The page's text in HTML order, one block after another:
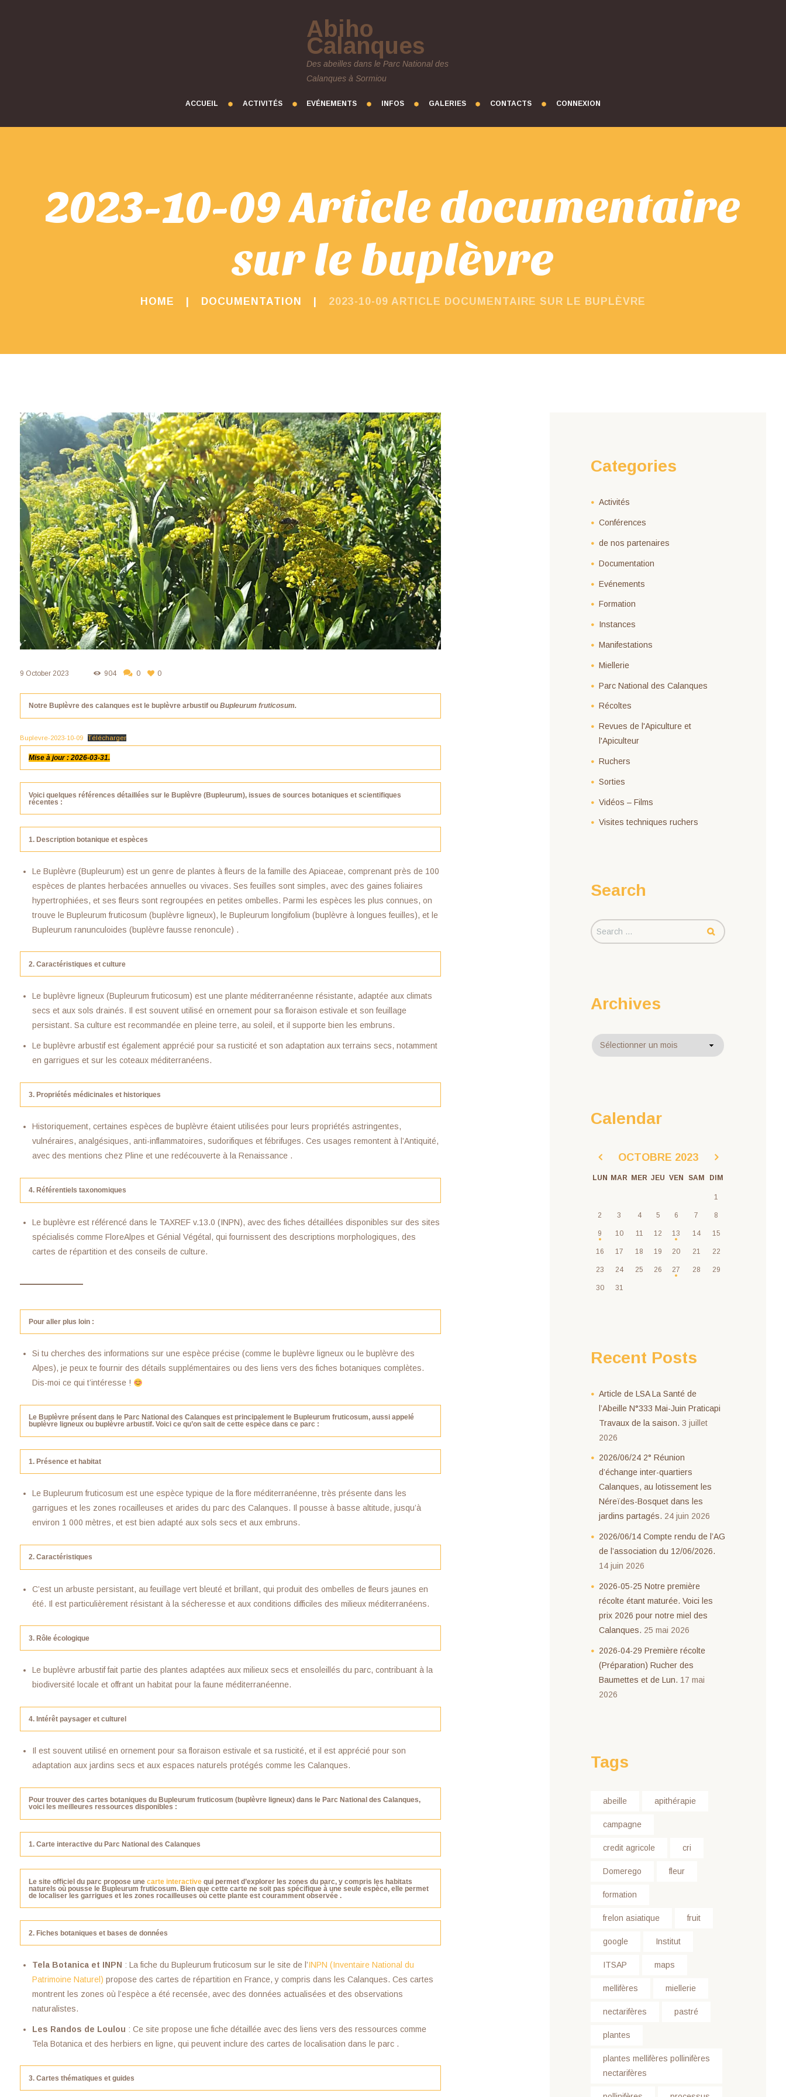
Abiho
Calanques
Des abeilles dans le Parc National des
Calanques à Sormiou
ACCUEIL ACTIVITÉS EVÉNEMENTS INFOS GALERIES CONTACTS CONNEXION
2023-10-09 Article documentaire
sur le buplèvre
HOME DOCUMENTATION 2023-10-09 ARTICLE DOCUMENTAIRE SUR LE BUPLÈVRE
9 October 2023 904 0 0
Notre Buplèvre des calanques est le buplèvre arbustif ou Bupleurum fruticosum.
Buplevre-2023-10-09 Télécharger
Mise à jour : 2026-03-31.
Voici quelques références détaillées sur le Buplèvre (Bupleurum), issues de sources botaniques et scientifiques
récentes :
1. Description botanique et espèces
Le Buplèvre (Bupleurum) est un genre de plantes à fleurs de la famille des Apiaceae, comprenant près de 100
espèces de plantes herbacées annuelles ou vivaces. Ses feuilles sont simples, avec des gaines foliaires
hypertrophiées, et ses fleurs sont regroupées en petites ombelles. Parmi les espèces les plus connues, on
trouve le Bupleurum fruticosum (buplèvre ligneux), le Bupleurum longifolium (buplèvre à longues feuilles), et le
Bupleurum ranunculoides (buplèvre fausse renoncule) .
2. Caractéristiques et culture
Le buplèvre ligneux (Bupleurum fruticosum) est une plante méditerranéenne résistante, adaptée aux climats
secs et aux sols drainés. Il est souvent utilisé en ornement pour sa floraison estivale et son feuillage
persistant. Sa culture est recommandée en pleine terre, au soleil, et il supporte bien les embruns.
Le buplèvre arbustif est également apprécié pour sa rusticité et son adaptation aux terrains secs, notamment
en garrigues et sur les coteaux méditerranéens.
3. Propriétés médicinales et historiques
Historiquement, certaines espèces de buplèvre étaient utilisées pour leurs propriétés astringentes,
vulnéraires, analgésiques, anti-inflammatoires, sudorifiques et fébrifuges. Ces usages remontent à l’Antiquité,
avec des mentions chez Pline et une redécouverte à la Renaissance .
4. Référentiels taxonomiques
Le buplèvre est référencé dans le TAXREF v.13.0 (INPN), avec des fiches détaillées disponibles sur des sites
spécialisés comme FloreAlpes et Génial Végétal, qui fournissent des descriptions morphologiques, des
cartes de répartition et des conseils de culture.
Pour aller plus loin:
Si tu cherches des informations sur une espèce précise (comme le buplèvre ligneux ou le buplèvre des
Alpes), je peux te fournir des détails supplémentaires ou des liens vers des fiches botaniques complètes.
Dis-moi ce qui t’intéresse !
Le Buplèvre présent dans le Parc National des Calanques est principalement le Bupleurum fruticosum, aussi appelé
buplèvre ligneuxou buplèvre arbustif. Voici ce qu’on sait de cette espèce dans ce parc :
1. Présence et habitat
Le Bupleurum fruticosum est une espèce typique de la flore méditerranéenne, très présente dans les
garrigues et les zones rocailleuses et arides du parc des Calanques. Il pousse à basse altitude, jusqu’à
environ 1 000 mètres, et est bien adapté aux sols secs et aux embruns.
2. Caractéristiques
C’est un arbuste persistant, au feuillage vert bleuté et brillant, qui produit des ombelles de fleurs jaunes en
été. Il est particulièrement résistant à la sécheresse et aux conditions difficiles des milieux méditerranéens.
3. Rôle écologique
Le buplèvre arbustif fait partie des plantes adaptées aux milieux secs et ensoleillés du parc, contribuant à la
biodiversité locale et offrant un habitat pour la faune méditerranéenne.
4. Intérêt paysager et culturel
Il est souvent utilisé en ornement pour sa floraison estivale et sa rusticité, et il est apprécié pour son
adaptation aux jardins secs et aux espaces naturels protégés comme les Calanques.
Pour trouver des cartes botaniques du Bupleurum fruticosum (buplèvre ligneux) dans le Parc National des Calanques,
voici les meilleures ressources disponibles :
1. Carte interactive du Parc National des Calanques
Le site officiel du parc propose une carte interactivequi permet d’explorer les zones du parc, y compris les habitats
naturels où pousse le Bupleurum fruticosum. Bien que cette carte ne soit pas spécifique à une seule espèce, elle permet
de localiser les garrigues et les zones rocailleuses où cette plante est couramment observée .
2. Fiches botaniques et bases de données
Tela Botanica et INPN : La fiche du Bupleurum fruticosum sur le site de l’INPN (Inventaire National du
Patrimoine Naturel) propose des cartes de répartition en France, y compris dans les Calanques. Ces cartes
montrent les zones où l’espèce a été recensée, avec des données actualisées et des observations
naturalistes.
Les Randos de Loulou : Ce site propose une fiche détaillée avec des liens vers des ressources comme
Tela Botanica et des herbiers en ligne, qui peuvent inclure des cartes de localisation dans le parc .
3. Cartes thématiques et guides
Categories
Activités
Conférences
de nos partenaires
Documentation
Evénements
Formation
Instances
Manifestations
Miellerie
Parc National des Calanques
Récoltes
Revues de l'Apiculture et
l'Apiculteur
Ruchers
Sorties
Vidéos – Films
Visites techniques ruchers
Search
Archives
Archives
Calendar
OCTOBRE 2023
LUN MAR MER JEU VEN SAM DIM
1
2 3 4 5 6 7 8
9 10 11 12 13 14 15
16 17 18 19 20 21 22
23 24 25 26 27 28 29
30 31
Recent Posts
Article de LSA La Santé de
l’Abeille N°333 Mai-Juin Praticapi
Travaux de la saison. 3 juillet
2026
2026/06/24 2° Réunion
d’échange inter-quartiers
Calanques, au lotissement les
Néreïdes-Bosquet dans les
jardins partagés. 24 juin 2026
2026/06/14 Compte rendu de l’AG
de l’association du 12/06/2026.
14 juin 2026
2026-05-25 Notre première
récolte étant maturée. Voici les
prix 2026 pour notre miel des
Calanques. 25 mai 2026
2026-04-29 Première récolte
(Préparation) Rucher des
Baumettes et de Lun. 17 mai
2026
Tags
abeille apithérapie
campagne
credit agricole cri
Domerego fleur
formation
frelon asiatique fruit
google Institut
ITSAP maps
mellifères miellerie
nectarifères pastré
plantes
plantes mellifères pollinifères
nectarifères